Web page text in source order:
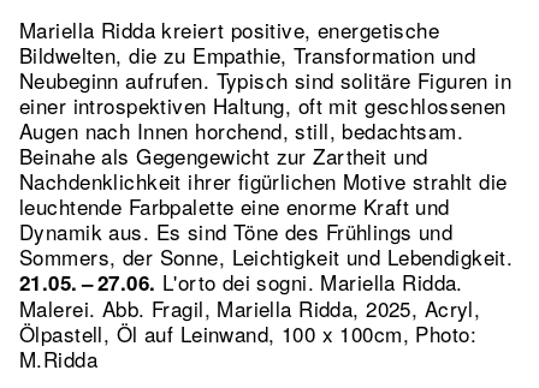
Mariella Ridda kreiert positive, energetische
Bildwelten, die zu Empathie, Transformation und
Neubeginn aufrufen. Typisch sind solitäre Figuren in
einer introspektiven Haltung, oft mit geschlossenen
Augen nach Innen horchend, still, bedachtsam.
Beinahe als Gegengewicht zur Zartheit und
Nachdenklichkeit ihrer figürlichen Motive strahlt die
leuchtende Farbpalette eine enorme Kraft und
Dynamik aus. Es sind Töne des Frühlings und
Sommers, der Sonne, Leichtigkeit und Lebendigkeit.
21.05. – 27.06. L'orto dei sogni. Mariella Ridda.
Malerei. Abb. Fragil, Mariella Ridda, 2025, Acryl,
Ölpastell, Öl auf Leinwand, 100 x 100cm, Photo:
M.Ridda